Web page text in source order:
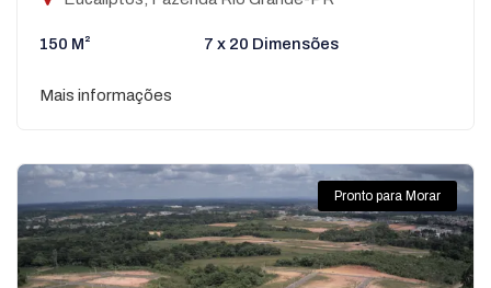
150 M² 7 x 20 Dimensões
Mais informações
Pronto para Morar